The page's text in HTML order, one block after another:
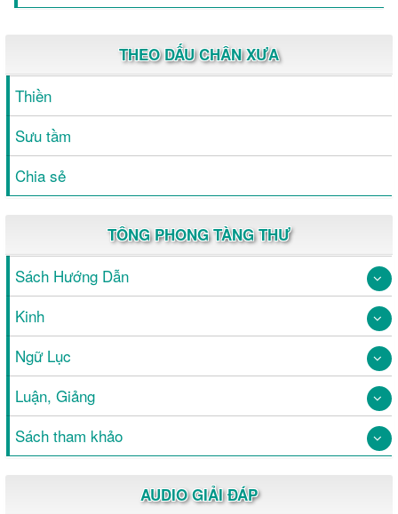
THEO DẤU CHÂN XƯA
Thiền
Sưu tầm
Chia sẻ
TÔNG PHONG TÀNG THƯ
Sách Hướng Dẫn
Kinh
Ngữ Lục
Luận, Giảng
Sách tham khảo
AUDIO GIẢI ĐÁP